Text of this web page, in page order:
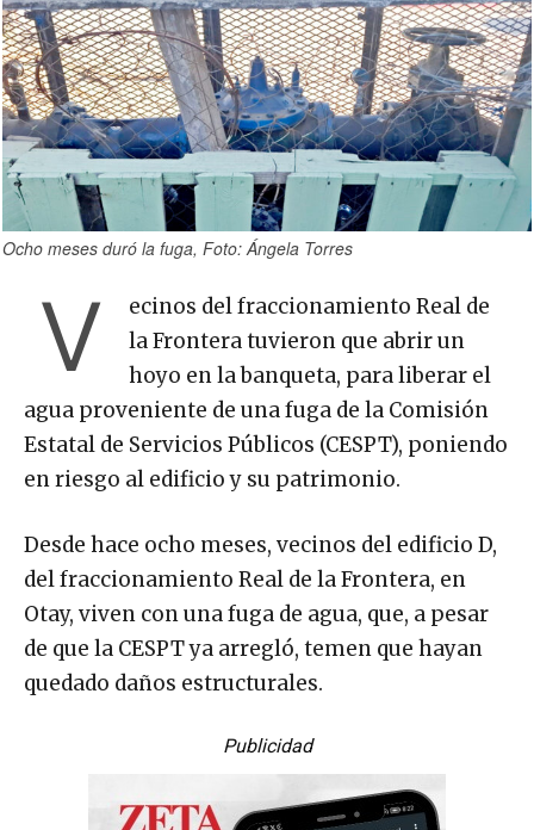
Ocho meses duró la fuga, Foto: Ángela Torres
V
ecinos del fraccionamiento Real de
la Frontera tuvieron que abrir un
hoyo en la banqueta, para liberar el
agua proveniente de una fuga de la Comisión
Estatal de Servicios Públicos (CESPT), poniendo
en riesgo al edificio y su patrimonio.
Desde hace ocho meses, vecinos del edificio D,
del fraccionamiento Real de la Frontera, en
Otay, viven con una fuga de agua, que, a pesar
de que la CESPT ya arregló, temen que hayan
quedado daños estructurales.
Publicidad